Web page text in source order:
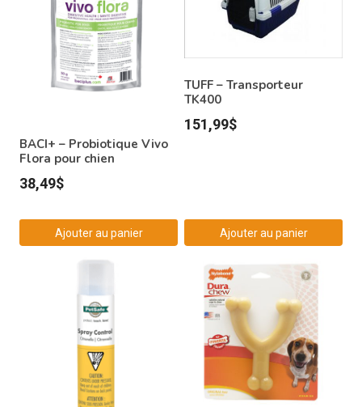
BACI+ – Probiotique Vivo
Flora pour chien
38,49$
Ajouter au panier
TUFF – Transporteur
TK400
151,99$
Ajouter au panier